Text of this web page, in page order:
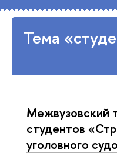
Тема
Межвузовский
студентов
уголовного